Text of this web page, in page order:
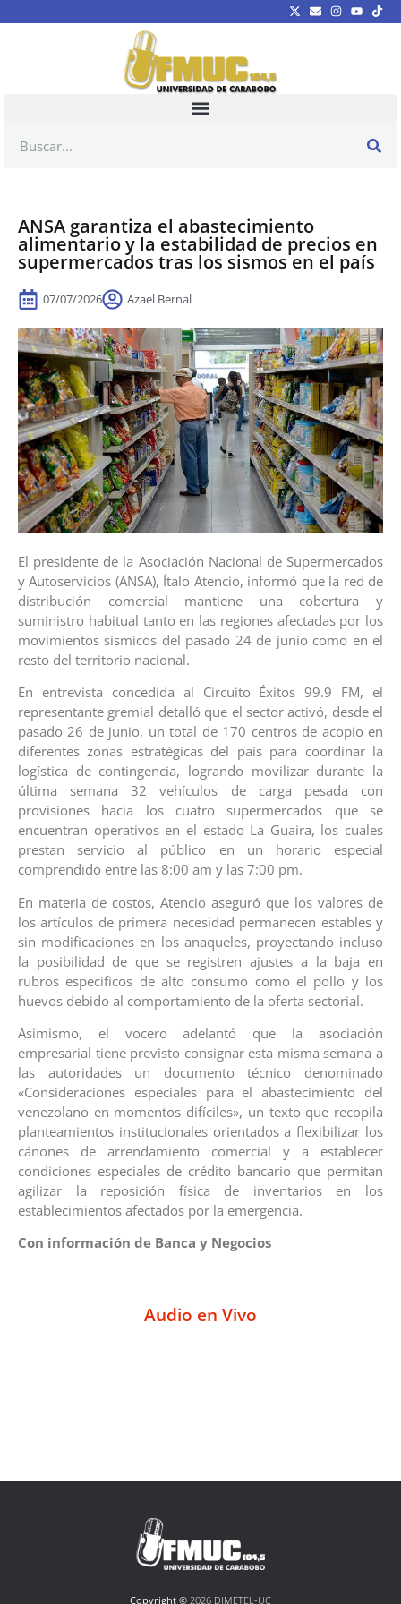
ANSA garantiza el abastecimiento
alimentario y la estabilidad de precios en
supermercados tras los sismos en el país
07/07/2026 Azael Bernal
El presidente de la Asociación Nacional de Supermercados
y Autoservicios (ANSA), Ítalo Atencio, informó que la red de
distribución comercial mantiene una cobertura y
suministro habitual tanto en las regiones afectadas por los
movimientos sísmicos del pasado 24 de junio como en el
resto del territorio nacional.
En entrevista concedida al Circuito Éxitos 99.9 FM, el
representante gremial detalló que el sector activó, desde el
pasado 26 de junio, un total de 170 centros de acopio en
diferentes zonas estratégicas del país para coordinar la
logística de contingencia, logrando movilizar durante la
última semana 32 vehículos de carga pesada con
provisiones hacia los cuatro supermercados que se
encuentran operativos en el estado La Guaira, los cuales
prestan servicio al público en un horario especial
comprendido entre las 8:00 am y las 7:00 pm.
En materia de costos, Atencio aseguró que los valores de
los artículos de primera necesidad permanecen estables y
sin modificaciones en los anaqueles, proyectando incluso
la posibilidad de que se registren ajustes a la baja en
rubros específicos de alto consumo como el pollo y los
huevos debido al comportamiento de la oferta sectorial.
Asimismo, el vocero adelantó que la asociación
empresarial tiene previsto consignar esta misma semana a
las autoridades un documento técnico denominado
«Consideraciones especiales para el abastecimiento del
venezolano en momentos difíciles», un texto que recopila
planteamientos institucionales orientados a flexibilizar los
cánones de arrendamiento comercial y a establecer
condiciones especiales de crédito bancario que permitan
agilizar la reposición física de inventarios en los
establecimientos afectados por la emergencia.
Con información de Banca y Negocios
Audio en Vivo
Copyright © 2026 DIMETEL-UC